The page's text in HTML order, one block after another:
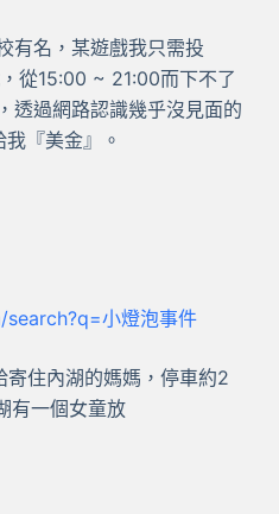
有名，某遊戲我只需投
從15:00 ~ 21:00而下不了
透過網路認識幾乎沒見面的
『美金』。
小燈泡事件
住內湖的媽媽，停車約2
有一個女童放